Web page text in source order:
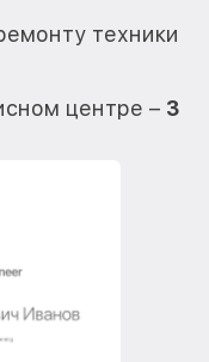
техники
центре – 3